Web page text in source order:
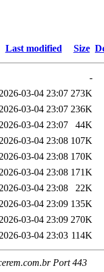
Last modified Size
-
03-04 23:07 273K
03-04 23:07 236K
03-04 23:07
44K
03-04 23:08 107K
03-04 23:08 170K
03-04 23:08 171K
03-04 23:08
22K
03-04 23:09 135K
03-04 23:09 270K
03-04 23:03 114K
Port 443